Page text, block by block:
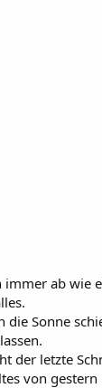
immer ab wie
die Sonne
der letzte
von